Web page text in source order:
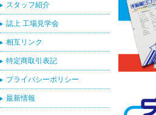
スタッフ紹介
誌上 工場見学会
相互リンク
特定商取引表記
プライバシーポリシー
最新情報